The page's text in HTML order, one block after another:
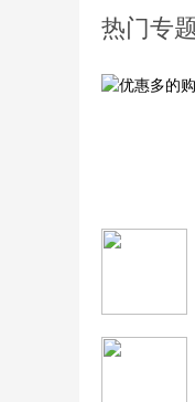
热门专题